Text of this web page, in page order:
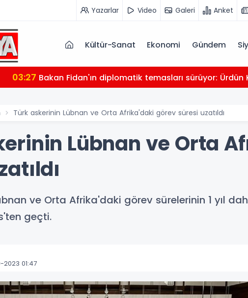
Yazarlar Video Galeri Anket
Kültür-Sanat Ekonomi Gündem
03:27 Bakan Fidan'ın diplomatik temasları sürüyor: Ürdün
Türk askerinin Lübnan ve Orta Afrika'daki görev süresi uzatıldı
Lübnan ve Orta
ve Orta Afrika'daki görev sürelerinin 1 yıl
geçti.
2023 01:47